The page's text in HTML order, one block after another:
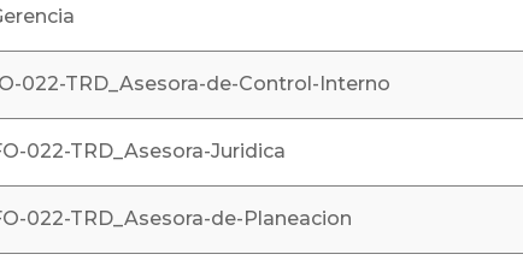
022-TRD_Asesora-de-Control-Interno
022-TRD_Asesora-Juridica
022-TRD_Asesora-de-Planeacion